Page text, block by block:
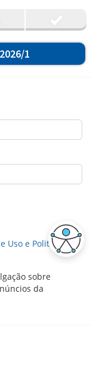
1
Uso e Politica de
sobre
da